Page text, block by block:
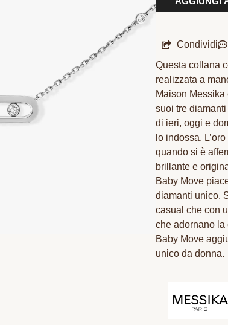
Condividi
Questa collana
realizzata a
Maison Messika
suoi tre
di ieri, oggi e
lo indossa.
quando si è
brillante e
Baby Move
diamanti unico.
casual che con
che adornano
Baby Move
unico da donna.